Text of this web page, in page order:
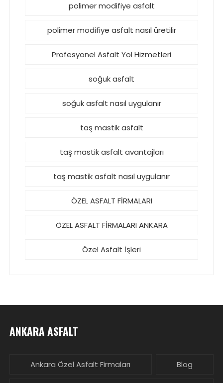
polimer modifiye asfalt
polimer modifiye asfalt nasıl üretilir
Profesyonel Asfalt Yol Hizmetleri
soğuk asfalt
soğuk asfalt nasıl uygulanır
taş mastik asfalt
taş mastik asfalt avantajları
taş mastik asfalt nasıl uygulanır
ÖZEL ASFALT FİRMALARI
ÖZEL ASFALT FİRMALARI ANKARA
Özel Asfalt İşleri
ANKARA ASFALT
Ankara Özel Asfalt Firmaları Blog